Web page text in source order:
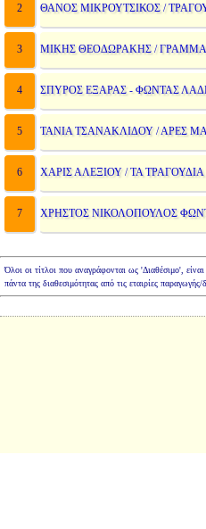
2 ΘΑΝΟΣ ΜΙΚΡΟΥΤΣΙΚΟΣ /
3 ΜΙΚΗΣ ΘΕΟΔΩΡΑΚΗΣ /
4 ΣΠΥΡΟΣ ΕΞΑΡΑΣ - ΦΩΝΤΑΣ
5 ΤΑΝΙΑ ΤΣΑΝΑΚΛΙΔΟΥ / ΑΡΕΣ
6 ΧΑΡΙΣ ΑΛΕΞΙΟΥ / ΤΑ ΤΡΑΓΟΥΔΙΑ
7 ΧΡΗΣΤΟΣ ΝΙΚΟΛΟΠΟΥΛΟΣ
Όλοι οι τίτλοι που αναγράφονται ως 'Διαθέσιμο',
πάντα της διαθεσιμότητας από τις εταιρίες